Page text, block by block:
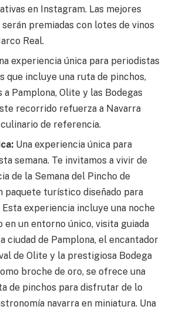
en Instagram. Las mejores
premiadas con lotes de vinos
Real.
experiencia única para periodistas
que incluye una ruta de pinchos,
a Pamplona, Olite y las Bodegas
recorrido refuerza a Navarra
de referencia.
Una experiencia única para
semana. Te invitamos a vivir de
de la Semana del Pincho de
paquete turístico diseñado para
experiencia incluye una noche
en un entorno único, visita guiada
ciudad de Pamplona, el encantador
de Olite y la prestigiosa Bodega
broche de oro, se ofrece una
de pinchos para disfrutar de lo
navarra en miniatura. Una